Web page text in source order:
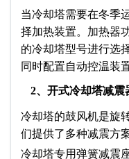
当冷却塔需要在冬季
择加热装置。加热器
的冷却塔型号进行选
同时配置自动控温装置
2、开式冷却塔减震
冷却塔的鼓风机是旋
们提供了多种减震方
冷却塔专用弹簧减震